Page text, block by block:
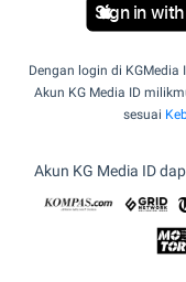
Sign in
Dengan login di
Akun KG Media ID
sesuai
Akun KG Media ID